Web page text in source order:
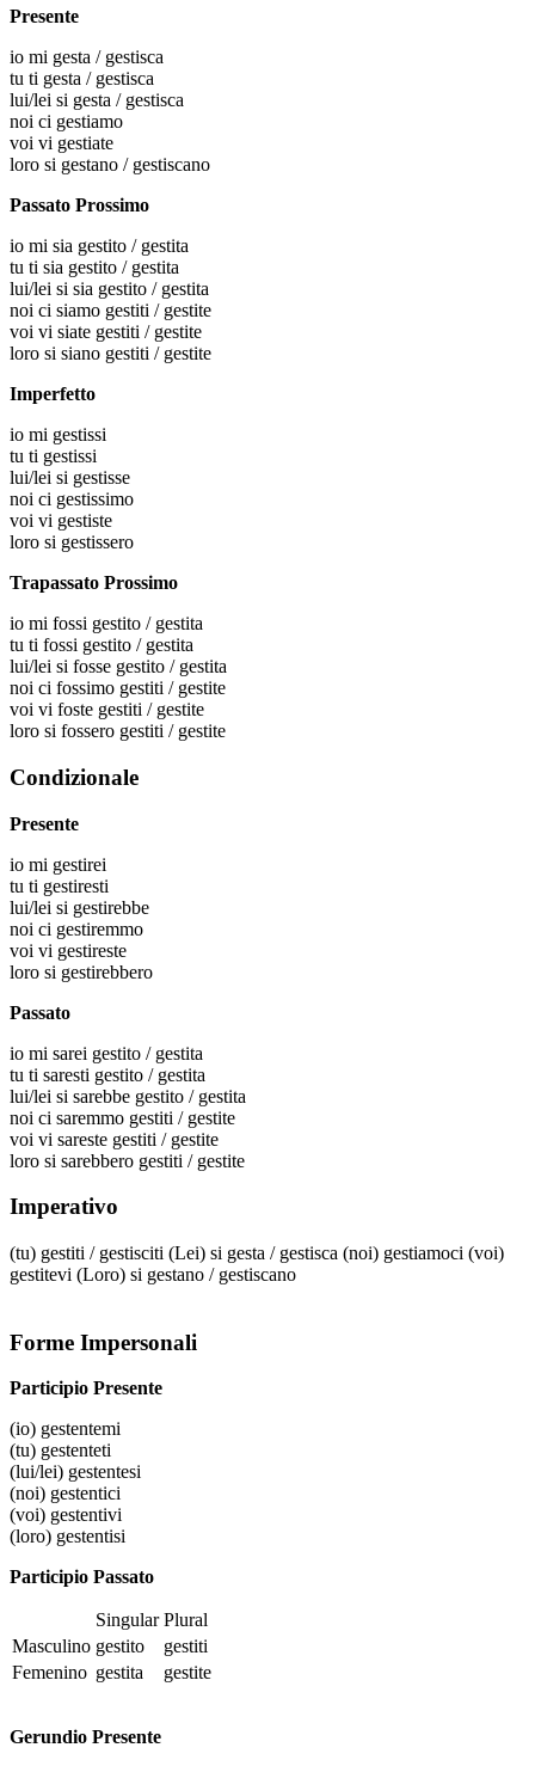
Presente
io mi gesta / gestisca
tu ti gesta / gestisca
lui/lei si gesta / gestisca
noi ci gestiamo
voi vi gestiate
loro si gestano / gestiscano
Passato Prossimo
io mi sia gestito / gestita
tu ti sia gestito / gestita
lui/lei si sia gestito / gestita
noi ci siamo gestiti / gestite
voi vi siate gestiti / gestite
loro si siano gestiti / gestite
Imperfetto
io mi gestissi
tu ti gestissi
lui/lei si gestisse
noi ci gestissimo
voi vi gestiste
loro si gestissero
Trapassato Prossimo
io mi fossi gestito / gestita
tu ti fossi gestito / gestita
lui/lei si fosse gestito / gestita
noi ci fossimo gestiti / gestite
voi vi foste gestiti / gestite
loro si fossero gestiti / gestite
Condizionale
Presente
io mi gestirei
tu ti gestiresti
lui/lei si gestirebbe
noi ci gestiremmo
voi vi gestireste
loro si gestirebbero
Passato
io mi sarei gestito / gestita
tu ti saresti gestito / gestita
lui/lei si sarebbe gestito / gestita
noi ci saremmo gestiti / gestite
voi vi sareste gestiti / gestite
loro si sarebbero gestiti / gestite
Imperativo
(tu) gestiti / gestisciti (Lei) si gesta / gestisca (noi) gestiamoci (voi)
gestitevi (Loro) si gestano / gestiscano
Forme Impersonali
Participio Presente
(io) gestentemi
(tu) gestenteti
(lui/lei) gestentesi
(noi) gestentici
(voi) gestentivi
(loro) gestentisi
Participio Passato
Singular Plural
Masculino gestito
gestiti
Femenino gestita gestite
Gerundio Presente